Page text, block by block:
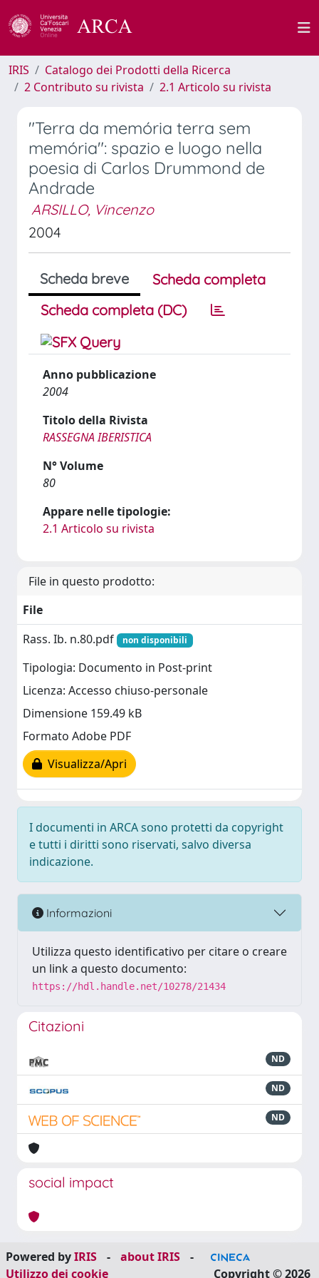
IRIS
Catalogo dei Prodotti della Ricerca
2 Contributo su rivista
2.1 Articolo su rivista
"Terra da memória terra sem
memória": spazio e luogo nella
poesia di Carlos Drummond de
Andrade
ARSILLO, Vincenzo
2004
Scheda breve
Scheda completa
Scheda completa (DC)
Anno pubblicazione
2004
Titolo della Rivista
RASSEGNA IBERISTICA
N° Volume
80
Appare nelle tipologie:
2.1 Articolo su rivista
File in questo prodotto:
File
Rass. Ib. n.80.pdf
non disponibili
Tipologia: Documento in Post-print
Licenza: Accesso chiuso-personale
Dimensione 159.49 kB
Formato Adobe PDF
Visualizza/Apri
I documenti in ARCA sono protetti da copyright
e tutti i diritti sono riservati, salvo diversa
indicazione.
Informazioni
Utilizza questo identificativo per citare o creare
un link a questo documento:
https://hdl.handle.net/10278/21434
Citazioni
ND
ND
ND
social impact
Powered byIRIS - about IRIS
-
Utilizzo dei cookie
Copyright © 2026